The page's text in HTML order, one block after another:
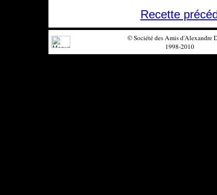
Recette
© Société des Amis d'Alexandre
1998-2010